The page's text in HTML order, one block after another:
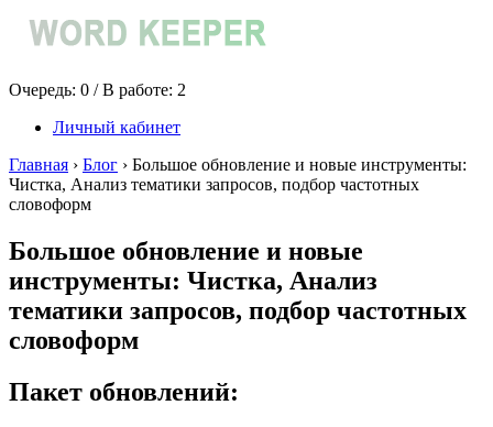
Очередь: 0 / В работе: 2
Личный кабинет
Главная › Блог › Большое обновление и новые инструменты:
Чистка, Анализ тематики запросов, подбор частотных
словоформ
Большое обновление и новые
инструменты: Чистка, Анализ
тематики запросов, подбор частотных
словоформ
Пакет обновлений: